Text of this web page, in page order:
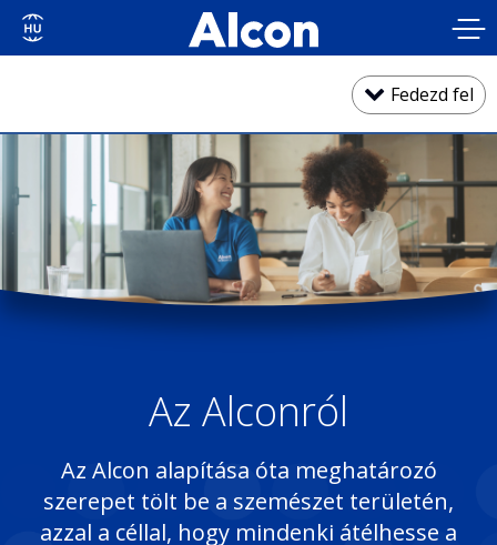
Skip
main
content
Fedezd fel
Üzleti céljaink
Befektetői kapcsolatok
Felelős üzleti gyakorlatok
Felsővezetés
Az Alconról
Az Alcon alapítása óta meghatározó
szerepet tölt be a szemészet területén,
azzal a céllal, hogy mindenki átélhesse a